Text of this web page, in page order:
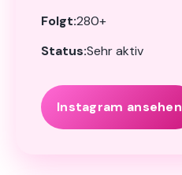
Folgt:280+
Status:Sehr aktiv
Instagram ansehen